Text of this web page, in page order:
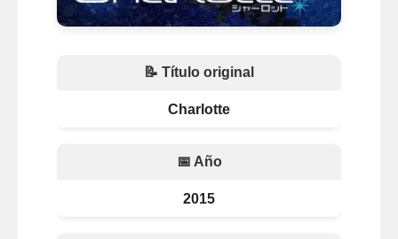
📝 Título original
Charlotte
📅 Año
2015